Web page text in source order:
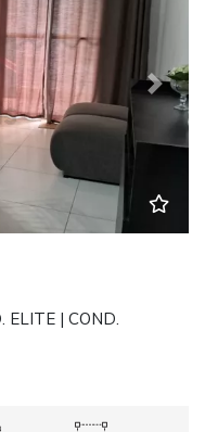
Next
ELITE | COND.